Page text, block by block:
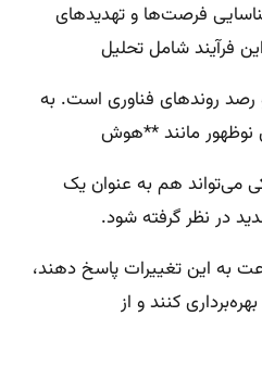
فرصت‌ها و تهدیدهای
فرآیند شامل تحلیل
رصد روندهای فناوری است. به
نوظهور مانند **هوش
هم به عنوان یک
در نظر گرفته شود.
به این تغییرات پاسخ دهند،
کنند و از